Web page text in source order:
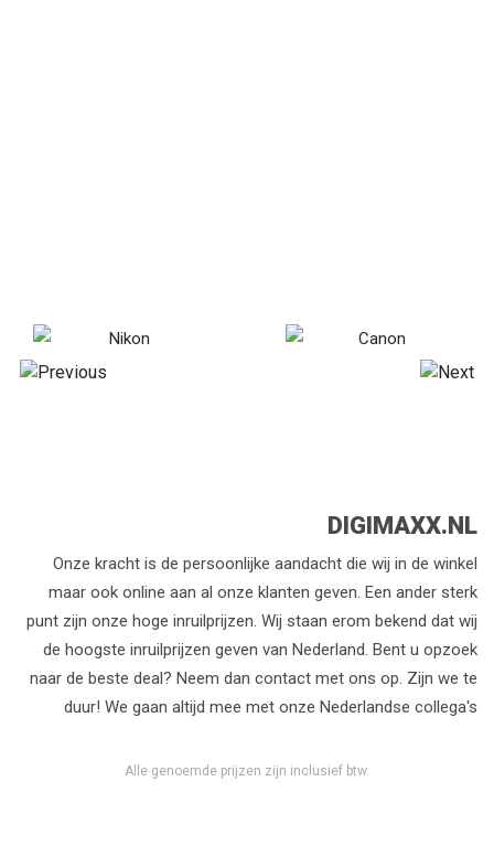
DIGIMAXX.NL
Onze kracht is de persoonlijke aandacht die wij in de winkel
maar ook online aan al onze klanten geven. Een ander sterk
punt zijn onze hoge inruilprijzen. Wij staan erom bekend dat wij
de hoogste inruilprijzen geven van Nederland. Bent u opzoek
naar de beste deal? Neem dan contact met ons op. Zijn we te
duur! We gaan altijd mee met onze Nederlandse collega's
Alle genoemde prijzen zijn inclusief btw.